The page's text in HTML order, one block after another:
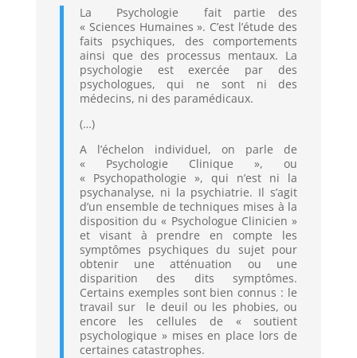
La Psychologie fait partie des
« Sciences Humaines ». C’est l’étude des
faits psychiques, des comportements
ainsi que des processus mentaux. La
psychologie est exercée par des
psychologues, qui ne sont ni des
médecins, ni des paramédicaux.
(…)
A l’échelon individuel, on parle de
« Psychologie Clinique », ou
« Psychopathologie », qui n’est ni la
psychanalyse, ni la psychiatrie. Il s’agit
d’un ensemble de techniques mises à la
disposition du « Psychologue Clinicien »
et visant à prendre en compte les
symptômes psychiques du sujet pour
obtenir une atténuation ou une
disparition des dits symptômes.
Certains exemples sont bien connus : le
travail sur le deuil ou les phobies, ou
encore les cellules de « soutient
psychologique » mises en place lors de
certaines catastrophes.